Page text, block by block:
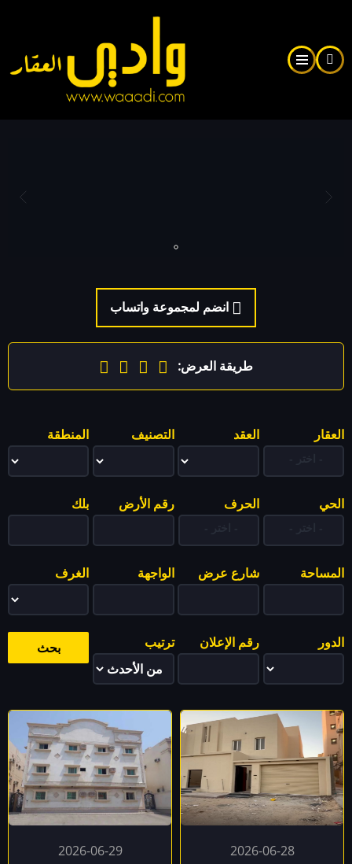
main
content
انضم لمجموعة واتساب
طريقة العرض:
العقار العقد التصنيف المنطقة
الحي الحرف رقم الأرض بلك
المساحة شارع عرض الواجهة الغرف
الدور رقم الإعلان ترتيب
2026-06-29 2026-06-28